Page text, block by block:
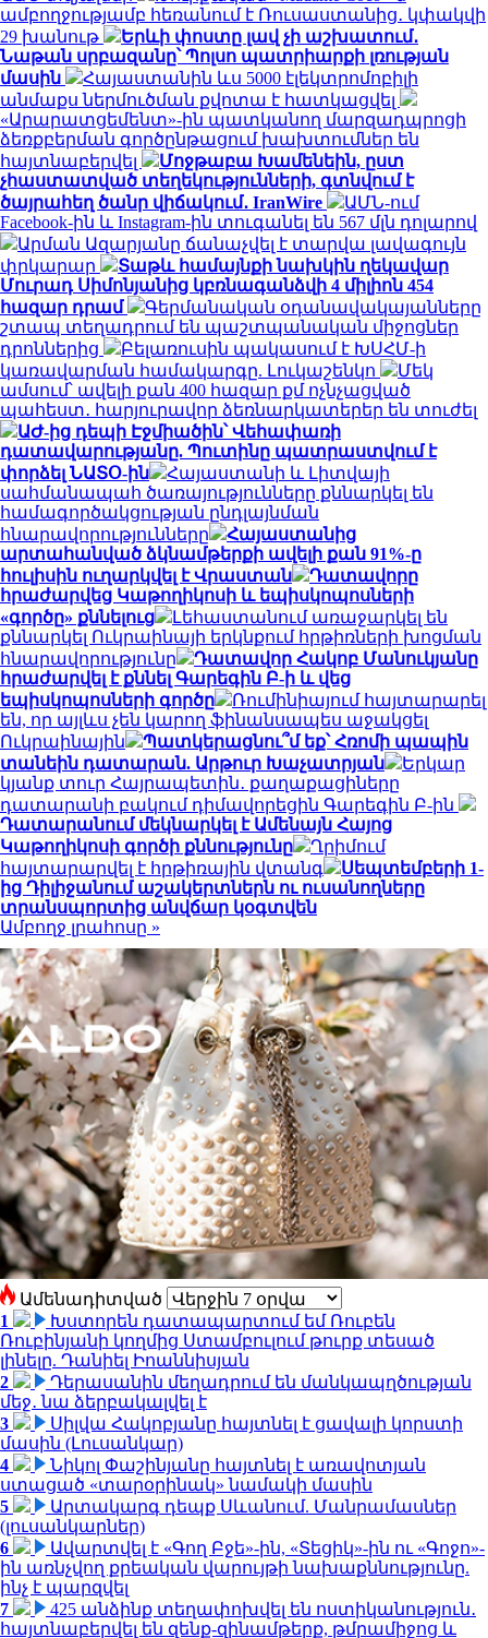
ամբողջությամբ հեռանում է Ռուսաստանից․ կփակվի
29 խանութ
Երևի փոստը լավ չի աշխատում․
Նաթան սրբազանը՝ Պոլսո պատրիարքի լռության
մասին
Հայաստանին ևս 5000 էլեկտրոմոբիլի
անմաքս ներմուծման քվոտա է հատկացվել
«Արարատցեմենտ»-ին պատկանող մարզադպրոցի
ձեռքբերման գործընթացում խախտումներ են
հայտնաբերվել
Մոջթաբա Խամենեին, ըստ
չհաստատված տեղեկությունների, գտնվում է
ծայրահեղ ծանր վիճակում․ IranWire
ԱՄՆ-ում
Facebook-ին և Instagram-ին տուգանել են 567 մլն դոլարով
Արման Ազարյանը ճանաչվել է տարվա լավագույն
փրկարար
Տաթև համայնքի նախկին ղեկավար
Մուրադ Սիմոնյանից կբռնագանձվի 4 միլիոն 454
հազար դրամ
Գերմանական օդանավակայանները
շտապ տեղադրում են պաշտպանական միջոցներ
դրոններից
Բելառուսին պակասում է ԽՍՀՄ-ի
կառավարման համակարգը. Լուկաշենկո
Մեկ
ամսում՝ ավելի քան 400 հազար քմ ոչնչացված
պահեստ․ հարյուրավոր ձեռնարկատերեր են տուժել
ԱԺ-ից դեպի Էջմիածին՝ Վեհափառի
դատավարությանը. Պուտինը պատրաստվում է
փորձել ՆԱՏՕ-ին
Հայաստանի և Լիտվայի
սահմանապահ ծառայությունները քննարկել են
համագործակցության ընդլայնման
հնարավորությունները
Հայաստանից
արտահանված ձկնամթերքի ավելի քան 91%-ը
հուլիսին ուղարկվել է Վրաստան
Դատավորը
հրաժարվեց Կաթողիկոսի և եպիսկոպոսների
«գործը» քննելուց
Լեհաստանում առաջարկել են
քննարկել Ուկրաինայի երկնքում հրթիռների խոցման
հնարավորությունը
Դատավոր Հակոբ Մանուկյանը
հրաժարվել է քննել Գարեգին Բ-ի և վեց
եպիսկոպոսների գործը
Ռումինիայում հայտարարել
են, որ այլևս չեն կարող ֆինանսապես աջակցել
Ուկրաինային
Պատկերացնու՞մ եք՝ Հռոմի պապին
տանեին դատարան. Արթուր Խաչատրյան
Երկար
կյանք տուր Հայրապետին․ քաղաքացիները
դատարանի բակում դիմավորեցին Գարեգին Բ-ին
Դատարանում մեկնարկել է Ամենայն Հայոց
Կաթողիկոսի գործի քննությունը
Ղրիմում
հայտարարվել է հրթիռային վտանգ
Սեպտեմբերի 1-
ից Դիլիջանում աշակերտներն ու ուսանողները
տրանսպորտից անվճար կօգտվեն
Ամբողջ լրահոսը »
Ամենադիտված
1
Խստորեն դատապարտում եմ Ռուբեն
Ռուբինյանի կողմից Ստամբուլում թուրք տեսած
լինելը. Դանիել Իոաննիսյան
2
Դերասանին մեղադրում են մանկապղծության
մեջ․ նա ձերբակալվել է
3
Սիլվա Հակոբյանը հայտնել է ցավալի կորստի
մասին (Լուսանկար)
4
Նիկոլ Փաշինյանը հայտնել է առավոտյան
ստացած «տարօրինակ» նամակի մասին
5
Արտակարգ դեպք Սևանում. Մանրամասներ
(լուսանկարներ)
6
Ավարտվել է «Գող Բջե»-ին, «Տեցիկ»-ին ու «Գոջո»-
ին առնչվող քրեական վարույթի նախաքննությունը.
ինչ է պարզվել
7
425 անձինք տեղափոխվել են ոստիկանություն․
հայտնաբերվել են զենք-զինամթերք, թմրամիջոց և